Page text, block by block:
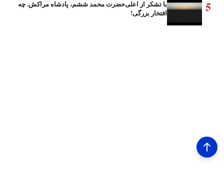
5
با تشکر از اعلی‌حضرت محمد ششم، پادشاه مراکش. چه
افتخار بزرگی!